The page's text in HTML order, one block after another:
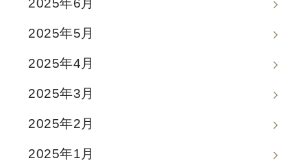
2025年5月
2025年4月
2025年3月
2025年2月
2025年1月